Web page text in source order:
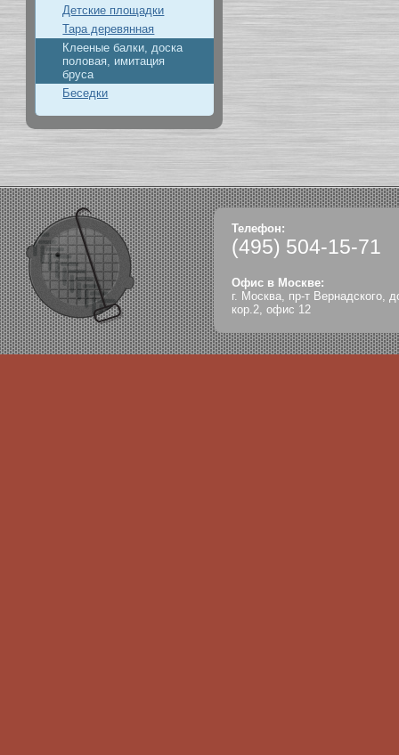
Детские площадки
Тара деревянная
Клееные балки, доска
половая, имитация
бруса
Беседки
Телефон:
(495) 504-15-71
Офис в Москве:
г. Москва, пр-т Вернадского,
кор.2, офис 12